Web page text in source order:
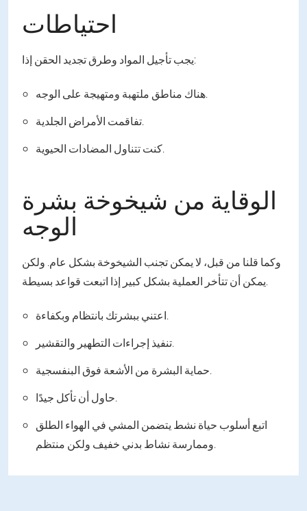
احتياطات
يجب تأجيل المواد وطرق تجديد الحقن إذا:
هناك مناطق ملتهبة ومتهيجة على الوجه.
تفاقمت الأمراض الجلدية.
كنت تتناول المضادات الحيوية.
الوقاية من شيخوخة بشرة
الوجه
وكما قلنا من قبل، لا يمكن تجنب الشيخوخة بشكل عام. ولكن
يمكن أن تتأخر العملية بشكل كبير إذا اتبعت قواعد بسيطة.
اعتني ببشرتك بانتظام وبكفاءة.
تنفيذ إجراءات التطهير والتقشير.
حماية البشرة من الأشعة فوق البنفسجية.
حاول أن تأكل جيدًا.
اتبع أسلوب حياة نشط يتضمن المشي في الهواء الطلق
وممارسة نشاط بدني خفيف ولكن منتظم.